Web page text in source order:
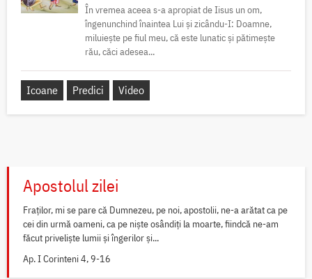
În vremea aceea s-a apropiat de Iisus un om,
îngenunchind înaintea Lui și zicându-I: Doamne,
miluiește pe fiul meu, că este lunatic și pătimește
rău, căci adesea...
Icoane Predici Video
Apostolul zilei
Fraților, mi se pare că Dumnezeu, pe noi, apostolii, ne-a arătat ca pe
cei din urmă oameni, ca pe niște osândiți la moarte, fiindcă ne-am
făcut priveliște lumii și îngerilor și...
Ap. I Corinteni 4, 9-16